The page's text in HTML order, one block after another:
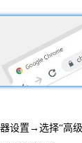
设置→选择“高